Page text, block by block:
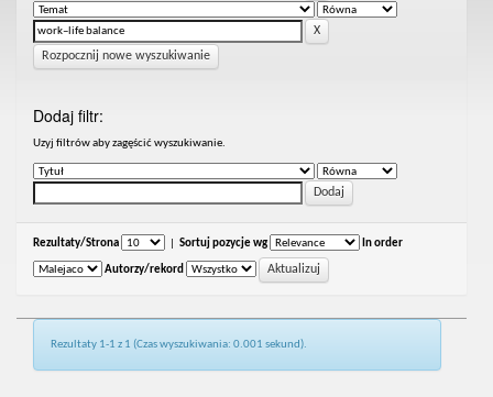
Rozpocznij nowe wyszukiwanie
Dodaj filtr:
Uzyj filtrów aby zagęścić wyszukiwanie.
Rezultaty/Strona Sortuj pozycje wg In order
Autorzy/rekord
Rezultaty 1-1 z 1 (Czas wyszukiwania: 0.001 sekund).